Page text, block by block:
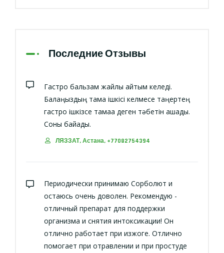
Последние Отзывы
Гастро бальзам жайлы айтқым келеді.
Балаңыздың тамақ ішкісі келмесе таңертең
гастро ішкізсе тамаққа деген тәбетін ашады.
Соны байқадық.
ЛЯЗЗАТ, Астана, +77082754394
Периодически принимаю Сорболют и
остаюсь очень доволен. Рекомендую -
отличный препарат для поддержки
организма и снятия интоксикации! Он
отлично работает при изжоге. Отлично
помогает при отравлении и при простуде